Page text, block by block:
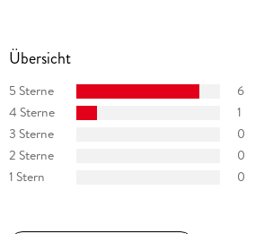
Eine Übersicht:
"Das Erbe der Macht" (Urban-Fantasy,
"Heliosphere 2265" (Space Opera, eigene
"Ein MORDs-Team" (Jugendkrimi, eigene
Übersicht
5 Sterne
6
4 Sterne
1
3 Sterne
0
2 Sterne
0
1 Stern
0